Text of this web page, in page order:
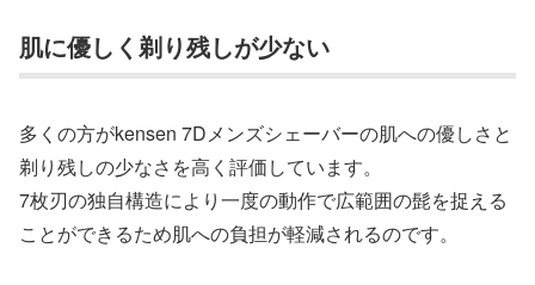
肌に優しく剃り残しが少ない
多くの方がkensen 7Dメンズシェーバーの肌への優しさと
剃り残しの少なさを高く評価しています。
7枚刃の独自構造により一度の動作で広範囲の髭を捉える
ことができるため肌への負担が軽減されるのです。